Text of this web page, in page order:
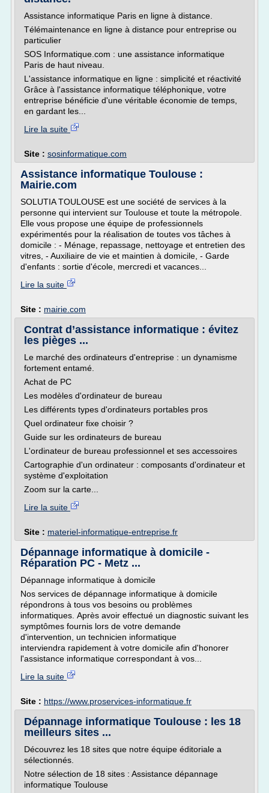
Assistance informatique Paris en ligne à distance.
Télémaintenance en ligne à distance pour entreprise ou
particulier
SOS Informatique.com : une assistance informatique
Paris de haut niveau.
L'assistance informatique en ligne : simplicité et réactivité
Grâce à l'assistance informatique téléphonique, votre
entreprise bénéficie d'une véritable économie de temps,
en gardant les...
Lire la suite
Site : sosinformatique.com
Assistance informatique Toulouse :
Mairie.com
SOLUTIA TOULOUSE est une société de services à la
personne qui intervient sur Toulouse et toute la métropole.
Elle vous propose une équipe de professionnels
expérimentés pour la réalisation de toutes vos tâches à
domicile : - Ménage, repassage, nettoyage et entretien des
vitres, - Auxiliaire de vie et maintien à domicile, - Garde
d'enfants : sortie d'école, mercredi et vacances...
Lire la suite
Site : mairie.com
Contrat d’assistance informatique : évitez
les pièges ...
Le marché des ordinateurs d'entreprise : un dynamisme
fortement entamé.
Achat de PC
Les modèles d'ordinateur de bureau
Les différents types d'ordinateurs portables pros
Quel ordinateur fixe choisir ?
Guide sur les ordinateurs de bureau
L'ordinateur de bureau professionnel et ses accessoires
Cartographie d'un ordinateur : composants d'ordinateur et
système d'exploitation
Zoom sur la carte...
Lire la suite
Site : materiel-informatique-entreprise.fr
Dépannage informatique à domicile -
Réparation PC - Metz ...
Dépannage informatique à domicile
Nos services de dépannage informatique à domicile
répondrons à tous vos besoins ou problèmes
informatiques. Après avoir effectué un diagnostic suivant les
symptômes fournis lors de votre demande
d'intervention, un technicien informatique
interviendra rapidement à votre domicile afin d'honorer
l'assistance informatique correspondant à vos...
Lire la suite
Site : https://www.proservices-informatique.fr
Dépannage informatique Toulouse : les 18
meilleurs sites ...
Découvrez les 18 sites que notre équipe éditoriale a
sélectionnés.
Notre sélection de 18 sites : Assistance dépannage
informatique Toulouse